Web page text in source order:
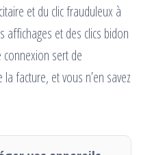
et du clic frauduleux à
affichages et des clics bidon
sert de
facture, et vous n’en savez